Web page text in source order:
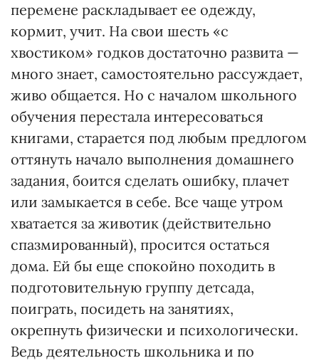
перемене раскладывает ее одежду,
кормит, учит. На свои шесть «с
хвостиком» годков достаточно развита —
много знает, самостоятельно рассуждает,
живо общается. Но с началом школьного
обучения перестала интересоваться
книгами, старается под любым предлогом
оттянуть начало выполнения домашнего
задания, боится сделать ошибку, плачет
или замыкается в себе. Все чаще утром
хватается за животик (действительно
спазмированный), просится остаться
дома. Ей бы еще спокойно походить в
подготовительную группу детсада,
поиграть, посидеть на занятиях,
окрепнуть физически и психологически.
Ведь деятельность школьника и по